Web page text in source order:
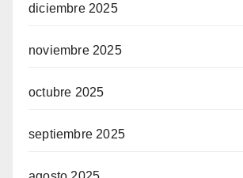
diciembre 2025
noviembre 2025
octubre 2025
septiembre 2025